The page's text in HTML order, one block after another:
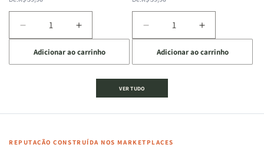
Diminuir
a
quantidade
de
Cartas
Famílias
Aumentar
a
quantidade
de
Jogo
Cartas
Famílias
Adicionar ao carrinho
Diminuir
a
quantidade
de
Jogo
|
de
Aumentar
a
quantidade
de
|
Adicionar ao carrinho
VER TUDO
REPUTAÇÃO CONSTRUÍDA NOS MARKETPLACES